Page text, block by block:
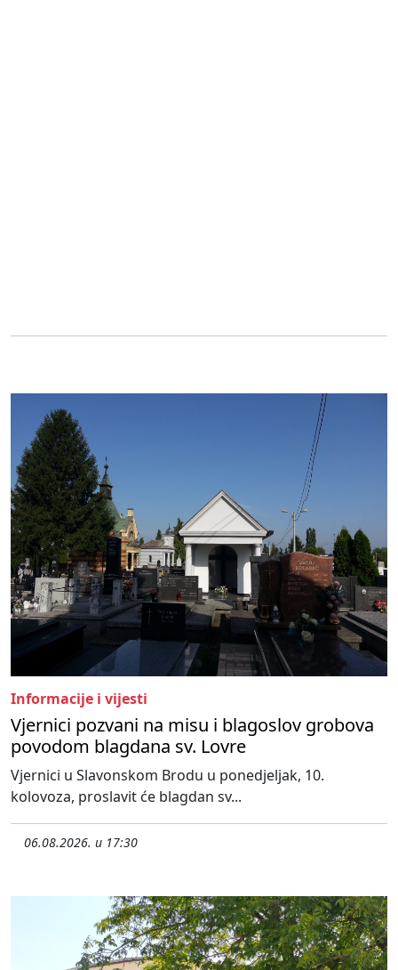
Informacije i vijesti
Vjernici pozvani na misu i blagoslov grobova
povodom blagdana sv. Lovre
Vjernici u Slavonskom Brodu u ponedjeljak, 10.
kolovoza, proslavit će blagdan sv...
06.08.2026. u 17:30